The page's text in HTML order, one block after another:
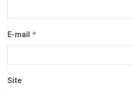
E-mail *
Site